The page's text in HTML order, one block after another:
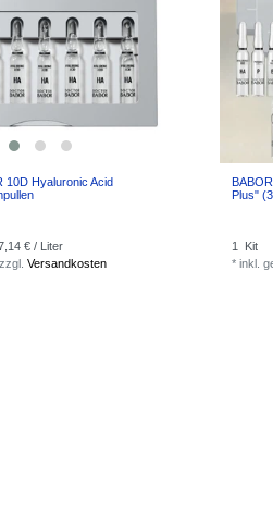
10D Hyaluronic Acid
€ / Liter
zzgl.Versandkosten
Plus"
1
Kit
*inkl.